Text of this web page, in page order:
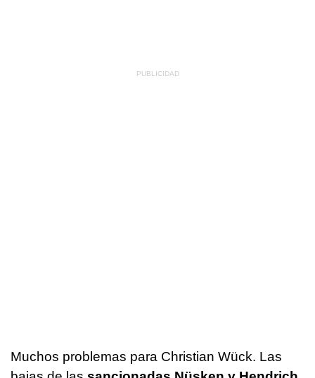
Muchos problemas para Christian Wück. Las